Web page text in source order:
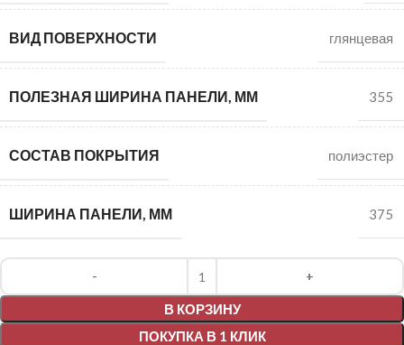
ВИД ПОВЕРХНОСТИ глянцевая
ПОЛЕЗНАЯ ШИРИНА ПАНЕЛИ, ММ 355
СОСТАВ ПОКРЫТИЯ полиэстер
ШИРИНА ПАНЕЛИ, ММ 375
В КОРЗИНУ
ПОКУПКА В 1 КЛИК
Alternative: